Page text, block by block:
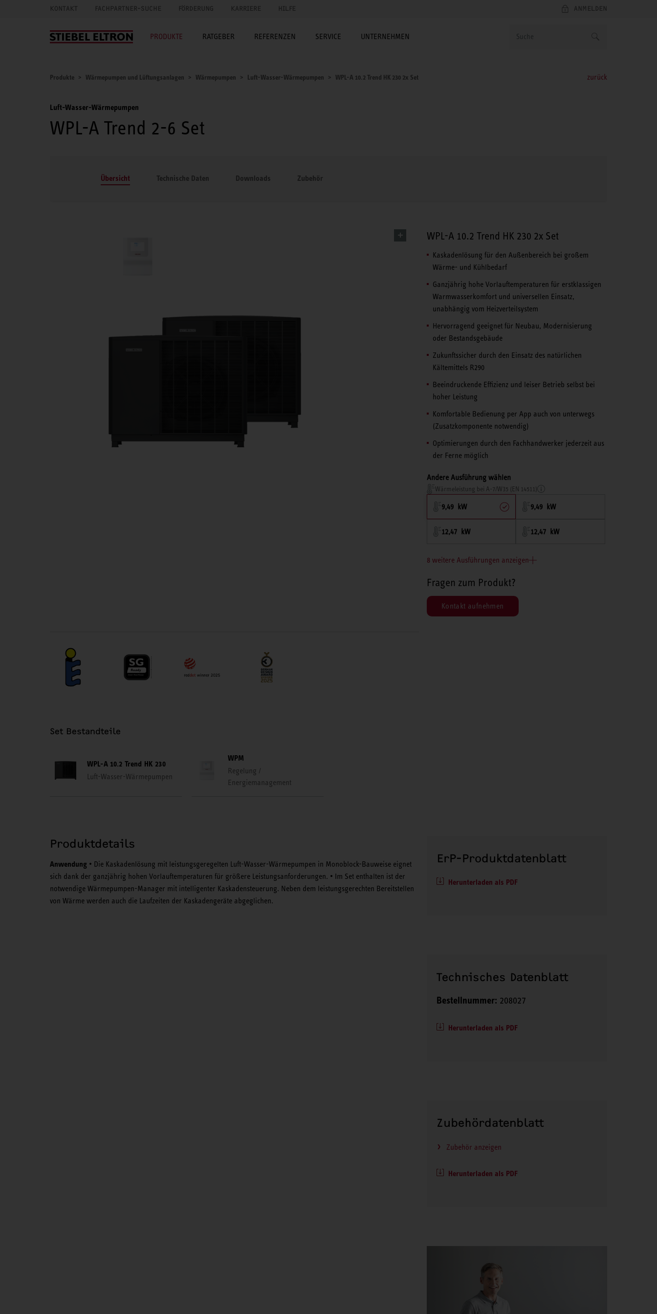
KONTAKT FACHPARTNER-SUCHE FÖRDERUNG KARRIERE HILFE ANMELDEN
PRODUKTE RATGEBER REFERENZEN SERVICE UNTERNEHMEN
Produkte Wärmepumpen und Lüftungsanlagen Wärmepumpen Luft-Wasser-Wärmepumpen WPL-A 10.2 Trend HK 230 2x Set zurück
Luft-Wasser-Wärmepumpen
WPL-A Trend 2-6 Set
Übersicht Technische Daten Downloads Zubehör
WPL-A 10.2 Trend HK 230 2x Set
Kaskadenlösung für den Außenbereich bei großem
Wärme- und Kühlbedarf
Ganzjährig hohe Vorlauftemperaturen für erstklassigen
Warmwasserkomfort und universellen Einsatz,
unabhängig vom Heizverteilsystem
Hervorragend geeignet für Neubau, Modernisierung
oder Bestandsgebäude
Zukunftssicher durch den Einsatz des natürlichen
Kältemittels R290
Beeindruckende Effizienz und leiser Betrieb selbst bei
hoher Leistung
Komfortable Bedienung per App auch von unterwegs
(Zusatzkomponente notwendig)
Optimierungen durch den Fachhandwerker jederzeit aus
der Ferne möglich
Andere Ausführung wählen
Wärmeleistung bei A-7/W35 (EN 14511)
9,49 kW 9,49 kW
12,47 kW 12,47 kW
8 weitere Ausführungen anzeigen
Fragen zum Produkt?
Kontakt aufnehmen
Set Bestandteile
WPL-A 10.2 Trend HK 230
Luft-Wasser-Wärmepumpen
WPM
Regelung /
Energiemanagement
Produktdetails
Anwendung • Die Kaskadenlösung mit leistungsgeregelten Luft-Wasser-Wärmepumpen in Monoblock-Bauweise eignet
sich dank der ganzjährig hohen Vorlauftemperaturen für größere Leistungsanforderungen. • Im Set enthalten ist der
notwendige Wärmepumpen-Manager mit intelligenter Kaskadensteuerung. Neben dem leistungsgerechten Bereitstellen
von Wärme werden auch die Laufzeiten der Kaskadengeräte abgeglichen.
ErP-Produktdatenblatt
Herunterladen als PDF
Technisches Datenblatt
Bestellnummer: 208027
Herunterladen als PDF
Zubehördatenblatt
Zubehör anzeigen
Herunterladen als PDF